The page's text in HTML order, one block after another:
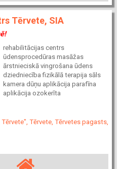
Tērvete, SIA
rehabilitācijas centrs
ūdensprocedūras masāžas
ārstnieciskā vingrošana ūdens
dziedniecība fizikālā terapija sāls
kamera dūņu aplikācija parafīna
aplikācija ozokerīta
Tērvete, Tērvetes pagasts,